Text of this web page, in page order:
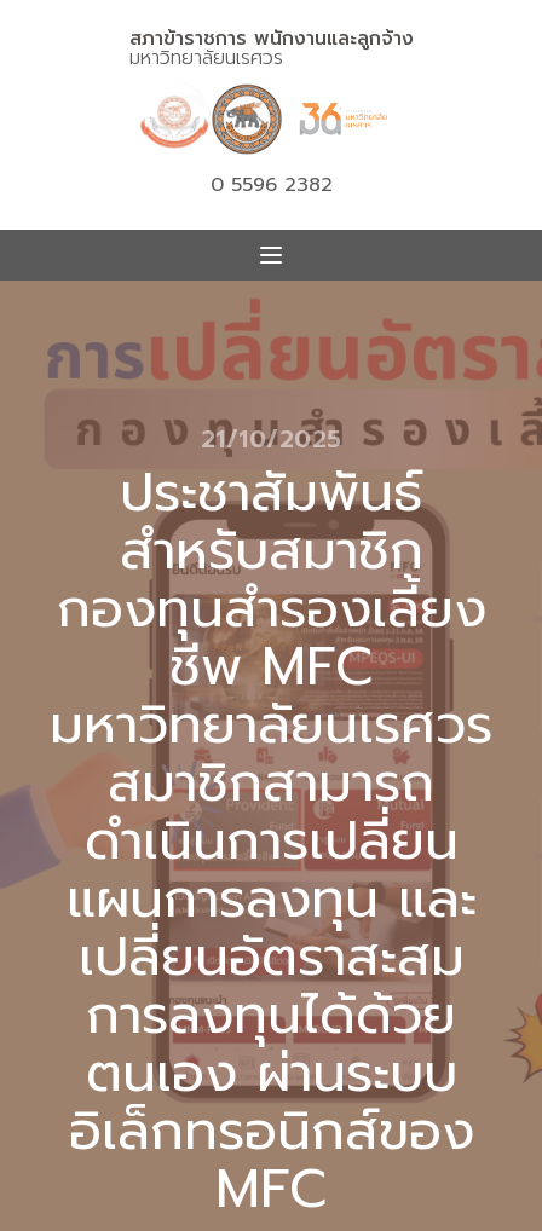
สภาข้าราชการ พนักงานและลูกจ้าง
มหาวิทยาลัยนเรศวร
0 5596 2382
21/10/2025
ประชาสัมพันธ์
สำหรับสมาชิก
กองทุนสำรองเลี้ยง
ชีพ MFC
มหาวิทยาลัยนเรศวร
สมาชิกสามารถ
ดำเนินการเปลี่ยน
แผนการลงทุน และ
เปลี่ยนอัตราสะสม
การลงทุนได้ด้วย
ตนเอง ผ่านระบบ
อิเล็กทรอนิกส์ของ
MFC